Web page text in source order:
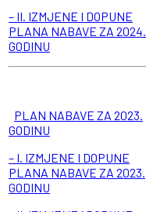
– II. IZMJENE I DOPUNE
PLANA NABAVE ZA 2024.
GODINU
PLAN NABAVE ZA 2023.
GODINU
– I. IZMJENE I DOPUNE
PLANA NABAVE ZA 2023.
GODINU